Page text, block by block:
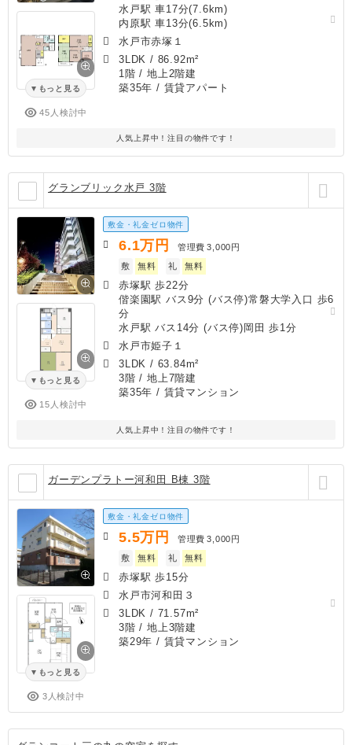
もっと見る
45人検討中
水戸駅 車17分(7.6km)
内原駅 車13分(6.5km)
水戸市赤塚１
3LDK / 86.92m²
1階 / 地上2階建
築35年 / 賃貸アパート
人気上昇中！注目の物件です！
グランブリック水戸 3階
もっと見る
15人検討中
敷金・礼金ゼロ物件
6.1万円 管理費 3,000円
敷
無料 礼 無料
赤塚駅 歩22分
偕楽園駅 バス9分 (バス停)常磐大学入口 歩6
分
水戸駅 バス14分 (バス停)岡田 歩1分
水戸市姫子１
3LDK / 63.84m²
3階 / 地上7階建
築35年 / 賃貸マンション
人気上昇中！注目の物件です！
ガーデンプラトー河和田 B棟 3階
もっと見る
3人検討中
敷金・礼金ゼロ物件
5.5万円 管理費 3,000円
敷
無料 礼 無料
赤塚駅 歩15分
水戸市河和田３
3LDK / 71.57m²
3階 / 地上3階建
築29年 / 賃貸マンション